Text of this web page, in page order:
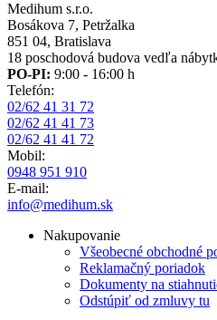
Medihum s.r.o.
Bosákova 7, Petržalka
851 04, Bratislava
18 poschodová budova vedľa
PO-PI: 9:00 - 16:00 h
Telefón:
02/62 41 31 72
02/62 41 41 73
02/62 41 41 72
Mobil:
0948 951 910
E-mail:
info@medihum.sk
Nakupovanie
Všeobecné obchodné
Reklamačný poriadok
Dokumenty na
Odstúpiť od zmluvy tu